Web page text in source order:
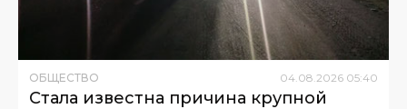
ОБЩЕСТВО 04 08 2026 05:40
Стала известна причина крупной